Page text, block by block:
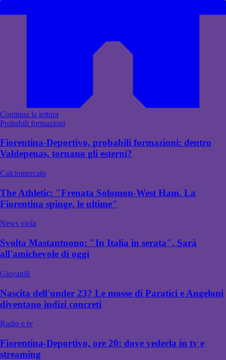
Continua la lettura
Probabili formazioni
Fiorentina-Deportivo, probabili formazioni: dentro
Valdepenas, tornano gli esterni?
Calciomercato
The Athletic: "Frenata Solomon-West Ham. La
Fiorentina spinge, le ultime"
News viola
Svolta Mastantuono: "In Italia in serata". Sarà
all'amichevole di oggi
Giovanili
Nascita dell'under 23? Le mosse di Paratici e Angeloni
diventano indizi concreti
Radio e tv
Fiorentina-Deportivo, ore 20: dove vederla in tv e
streaming